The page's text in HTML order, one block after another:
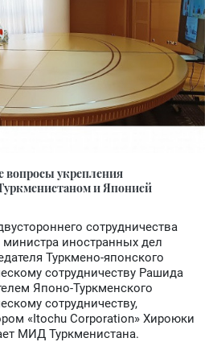
укрепления
и Японией
сотрудничества
иностранных дел
Туркмено-японского
сотрудничеству Рашида
Японо-Туркменского
сотрудничеству,
«Itochu Corporation» Хироюки
МИД Туркменистана.